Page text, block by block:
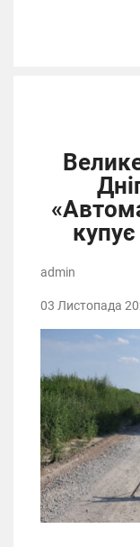
купує
admin
03 Листопада